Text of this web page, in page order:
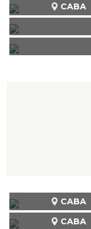
CABA
CABA
CABA